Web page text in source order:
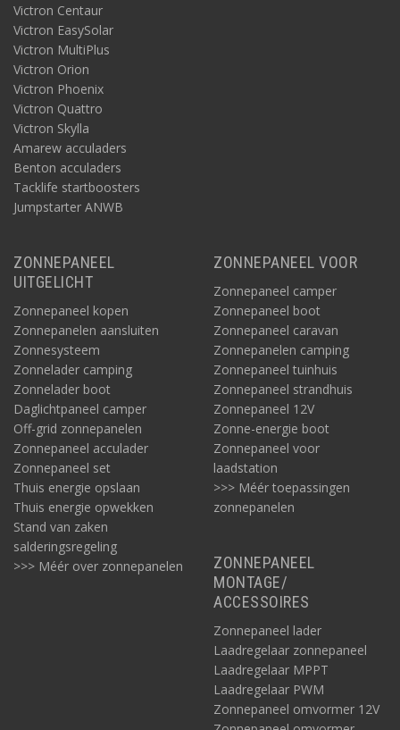
Victron Centaur
Victron EasySolar
Victron MultiPlus
Victron Orion
Victron Phoenix
Victron Quattro
Victron Skylla
Amarew acculaders
Benton acculaders
Tacklife startboosters
Jumpstarter ANWB
ZONNEPANEEL
UITGELICHT
Zonnepaneel kopen
Zonnepanelen aansluiten
Zonnesysteem
Zonnelader camping
Zonnelader boot
Daglichtpaneel camper
Off-grid zonnepanelen
Zonnepaneel acculader
Zonnepaneel set
Thuis energie opslaan
Thuis energie opwekken
Stand van zaken
salderingsregeling
>>> Méér over zonnepanelen
ZONNEPANEEL VOOR
Zonnepaneel camper
Zonnepaneel boot
Zonnepaneel caravan
Zonnepanelen camping
Zonnepaneel tuinhuis
Zonnepaneel strandhuis
Zonnepaneel 12V
Zonne-energie boot
Zonnepaneel voor
laadstation
>>> Méér toepassingen
zonnepanelen
ZONNEPANEEL
MONTAGE/
ACCESSOIRES
Zonnepaneel lader
Laadregelaar zonnepaneel
Laadregelaar MPPT
Laadregelaar PWM
Zonnepaneel omvormer 12V